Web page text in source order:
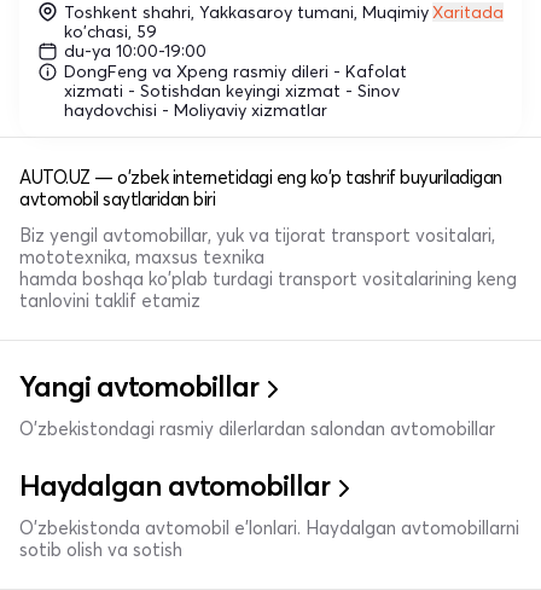
Xaritada
Toshkent shahri, Yakkasaroy tumani, Muqimiy
ko'chasi, 59
du-ya 10:00-19:00
DongFeng va Xpeng rasmiy dileri - Kafolat
xizmati - Sotishdan keyingi xizmat - Sinov
haydovchisi - Moliyaviy xizmatlar
AUTO.UZ — o'zbek internetidagi eng ko'p tashrif buyuriladigan
avtomobil saytlaridan biri
Biz yengil avtomobillar, yuk va tijorat transport vositalari,
mototexnika, maxsus texnika
hamda boshqa ko'plab turdagi transport vositalarining keng
tanlovini taklif etamiz
Yangi avtomobillar
O'zbekistondagi rasmiy dilerlardan salondan avtomobillar
Haydalgan avtomobillar
O'zbekistonda avtomobil e’lonlari. Haydalgan avtomobillarni
sotib olish va sotish